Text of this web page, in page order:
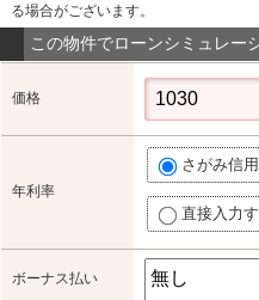
る場合がございます。
この物件でローンシミュレー
価格
年利率
さがみ信
直接入力
ボーナス払い